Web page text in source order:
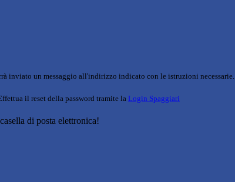
inviato un messaggio all'indirizzo indicato con le istruzioni necessarie.
il reset della password tramite la Login Spaggiari
di posta elettronica!